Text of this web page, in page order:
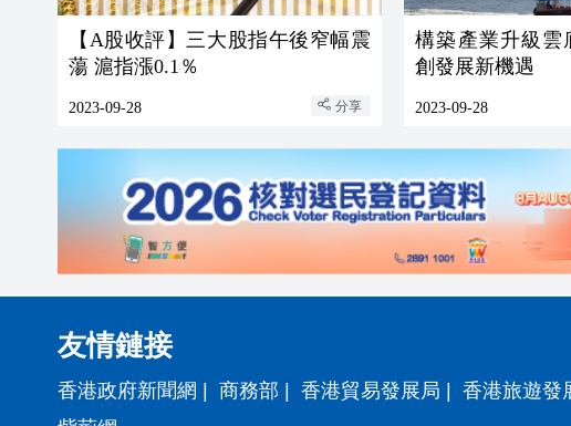
【A股收評】三大股指午後窄幅震
蕩 滬指漲0.1％
2023-09-28 分享
構築產業升級雲
創發展新機遇
2023-09-28
友情鏈接
香港政府新聞網 商務部 香港貿易發展局 香港旅遊發